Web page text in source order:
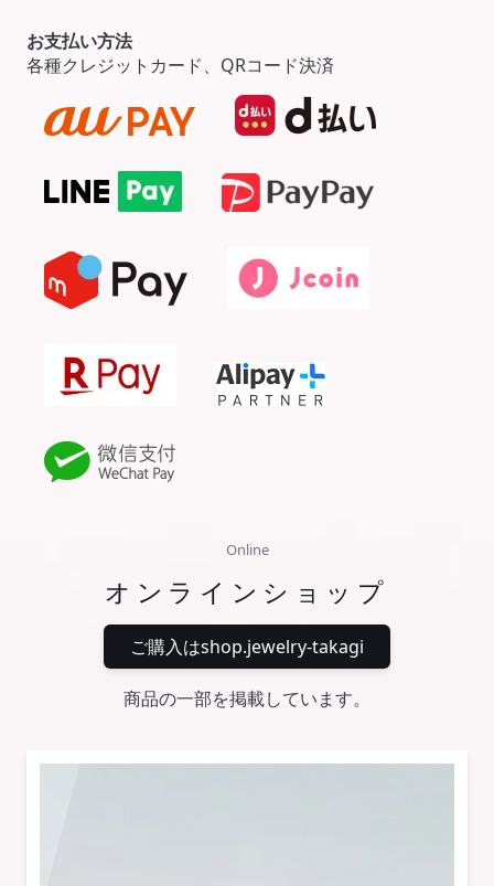
お支払い方法
各種クレジットカード、QRコード決済
Online
オンラインショップ
ご購入はshop.jewelry-takagi
商品の一部を掲載しています。